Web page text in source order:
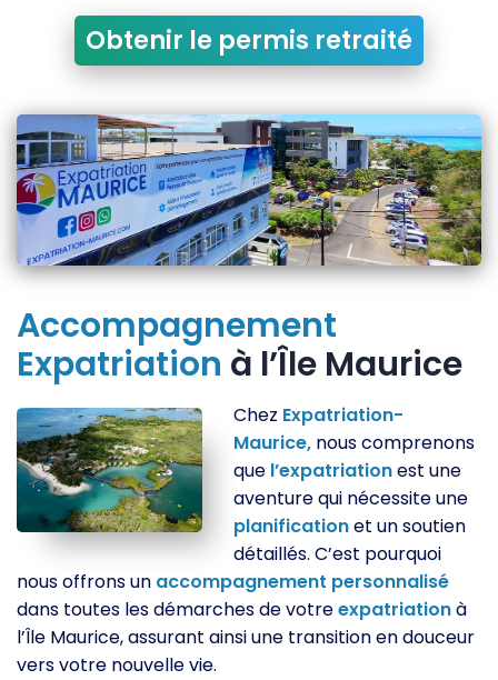
Obtenir le permis retraité
Accompagnement
Expatriation à l’Île Maurice
Chez Expatriation-
Maurice, nous comprenons
que l’expatriationest une
aventure qui nécessite une
planificationet un soutien
détaillés. C’est pourquoi
nous offrons un accompagnement personnalisé
dans toutes les démarches de votreexpatriationà
l’Île Maurice, assurant ainsi une transition en douceur
vers votre nouvelle vie.